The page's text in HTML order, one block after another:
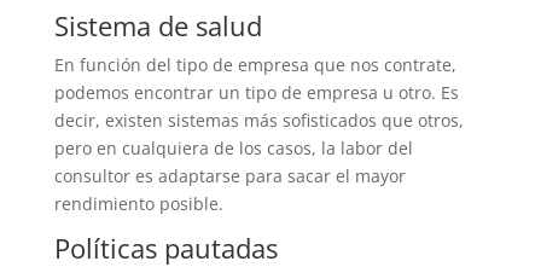
Sistema de salud
En función del tipo de empresa que nos contrate,
podemos encontrar un tipo de empresa u otro. Es
decir, existen sistemas más sofisticados que otros,
pero en cualquiera de los casos, la labor del
consultor es adaptarse para sacar el mayor
rendimiento posible.
Políticas pautadas